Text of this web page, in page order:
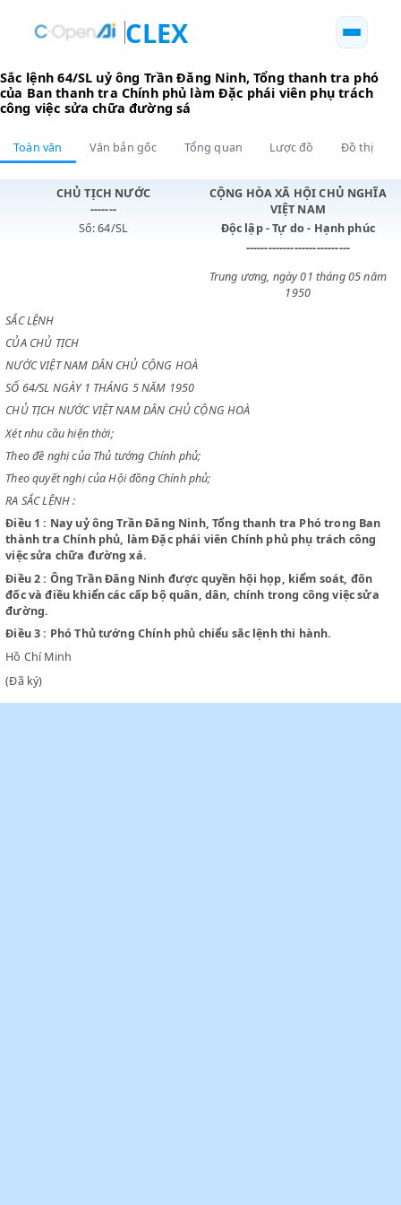
CLEX
Sắc lệnh 64/SL uỷ ông Trần Đăng Ninh, Tổng thanh tra
của Ban thanh tra Chính phủ làm Đặc phái viên phụ
công việc sửa chữa đường sá
Toàn văn
CHỦ TỊCH NƯỚC
-------
CỘNG HÒA XÃ HỘI CHỦ
VIỆT NAM
Độc lập - Tự do - Hạnh
----------------------------
SẮC LỆNH
CỦA CHỦ TỊCH
NƯỚC VIỆT NAM DÂN CHỦ CỘNG HOÀ
SỐ 64/SL NGÀY 1 THÁNG 5 NĂM 1950
CHỦ TỊCH NƯỚC VIỆT NAM DÂN CHỦ CỘNG HOÀ
Xét nhu cầu hiện thời;
Theo đề nghị của Thủ tướng Chính phủ;
Theo quyết nghị của Hội đồng Chính phủ;
RA SẮC LỆNH :
Điều 1 :Nay uỷ ông Trần Đăng Ninh, Tổng thanh tra Phó trong
thành tra Chính phủ, làm Đặc phái viên Chính phủ phụ trách
việc sửa chữa đường xá.
Điều 2 :Ông Trần Đăng Ninh được quyền hội họp, kiểm soát,
đốc và điều khiển các cấp bộ quân, dân, chính trong công việc
đường.
Điều 3 :Phó Thủ tướng Chính phủ chiểu sắc lệnh thi hành.